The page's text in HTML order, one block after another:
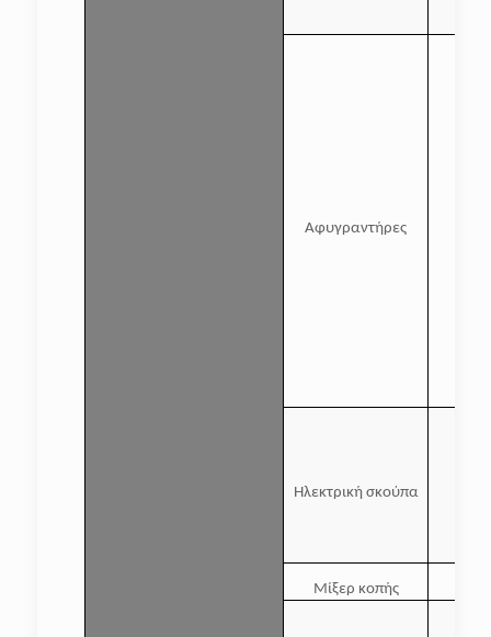
Αφυγραντήρες
Ηλεκτρική σκούπα
Μίξερ κοπής